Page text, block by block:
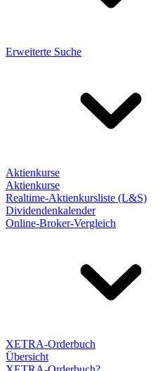
Erweiterte Suche
Aktienkurse
Aktienkurse
Realtime-Aktienkursliste (L&S)
Dividendenkalender
Online-Broker-Vergleich
XETRA-Orderbuch
Übersicht